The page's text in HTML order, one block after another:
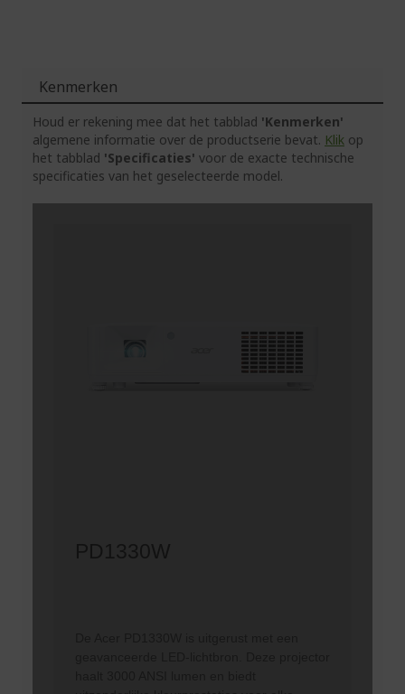
Kenmerken
Houd er rekening mee dat het tabblad 'Kenmerken'
algemene informatie over de productserie bevat. Klik op
het tabblad 'Specificaties' voor de exacte technische
specificaties van het geselecteerde model.